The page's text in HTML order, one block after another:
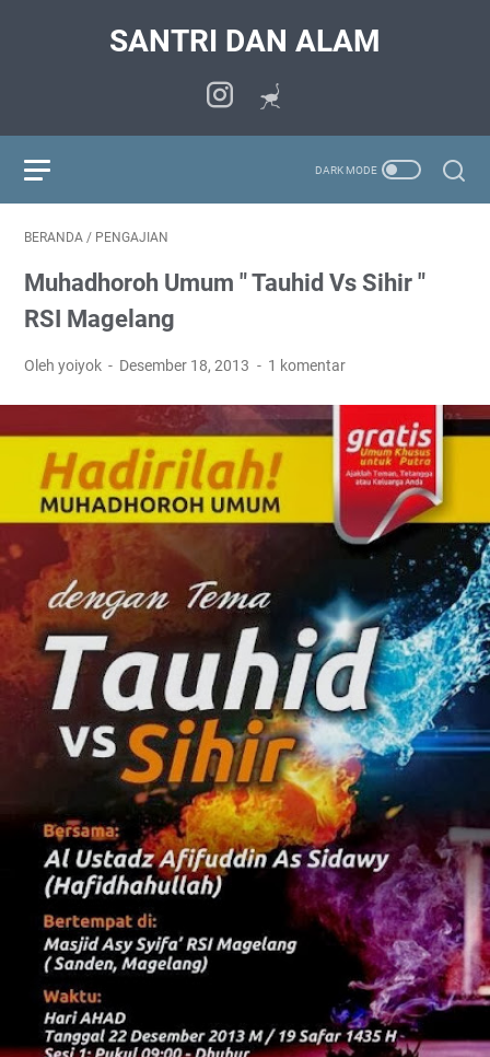
SANTRI DAN ALAM
BERANDA / PENGAJIAN
Muhadhoroh Umum " Tauhid Vs Sihir "
RSI Magelang
Oleh yoiyok Desember 18, 2013 1 komentar